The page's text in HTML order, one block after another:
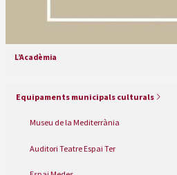
L’Acadèmia
Equipaments municipals culturals
Museu de la Mediterrània
Auditori Teatre Espai Ter